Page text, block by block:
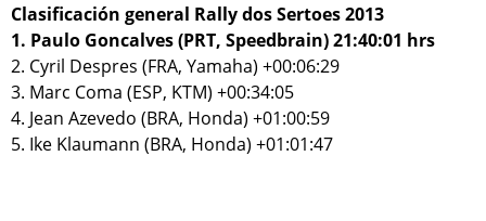
Clasificación general Rally dos Sertoes 2013
1. Paulo Goncalves (PRT, Speedbrain) 21:40:01 hrs
2. Cyril Despres (FRA, Yamaha) +00:06:29
3. Marc Coma (ESP, KTM) +00:34:05
4. Jean Azevedo (BRA, Honda) +01:00:59
5. Ike Klaumann (BRA, Honda) +01:01:47